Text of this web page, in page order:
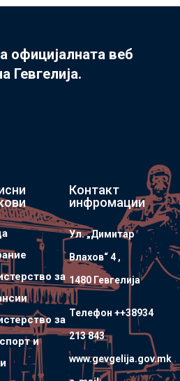
официјалната веб
Гевгелија.
за
за
и
Контакт
инфромации
Ул. „Димитар
Влахов“ 4 ,
1480 Гевгелијa
Телефон ++38934
213 843
www.gevgelija.gov.mk